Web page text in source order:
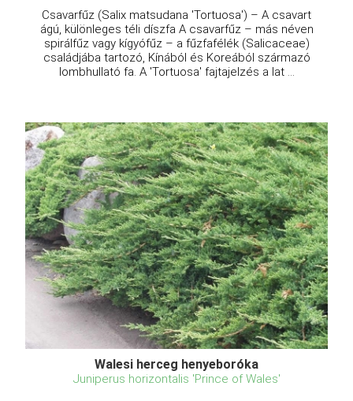
Spirálfűz, csavarfűz
Salix matsudana 'Tortuosa'
Eredeti ár
4 250 Ft
Online ár
3 450 Ft
Kosárba